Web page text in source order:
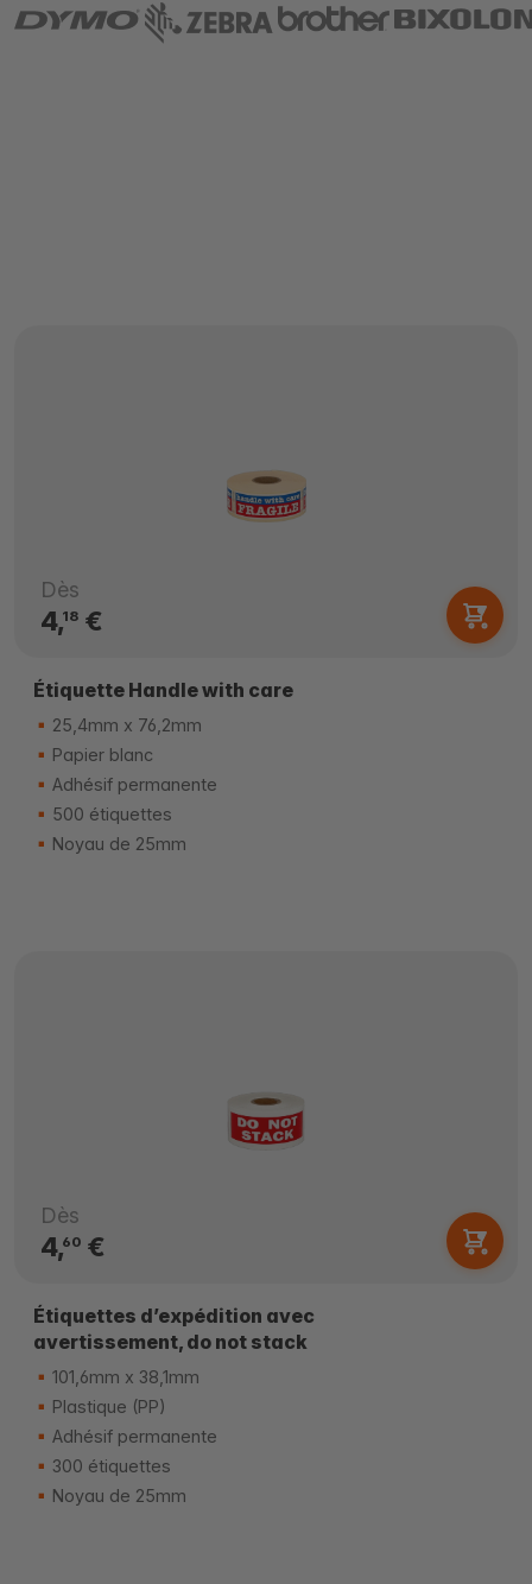
Dès
4,18€
Étiquette Handle with care
25,4mm x 76,2mm
Papier blanc
Adhésif permanente
500 étiquettes
Noyau de 25mm
Dès
4,60€
Étiquettes d’expédition avec
avertissement, do not stack
101,6mm x 38,1mm
Plastique (PP)
Adhésif permanente
300 étiquettes
Noyau de 25mm